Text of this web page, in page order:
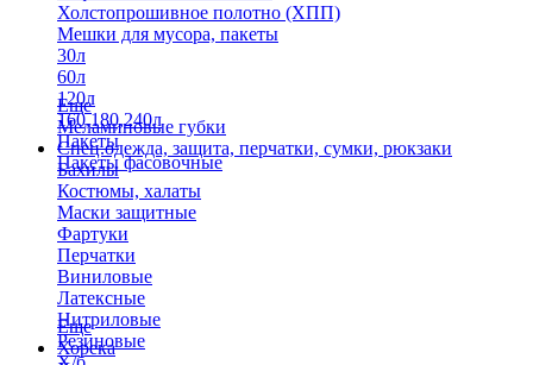
Холстопрошивное полотно (ХПП)
Мешки для мусора, пакеты
30л
60л
120л
160,180,240л
Пакеты
Пакеты фасовочные
Еще
Меламиновые губки
Спец.одежда, защита, перчатки, сумки, рюкзаки
Бахилы
Костюмы, халаты
Маски защитные
Фартуки
Перчатки
Виниловые
Латексные
Нитриловые
Резиновые
Еще
Хорека